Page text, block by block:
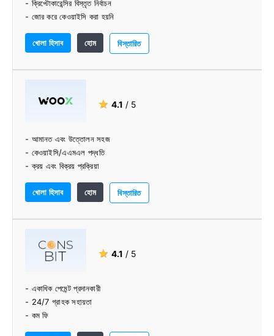
- ক্রিপ্টোকারেন্সির বিস্তৃত নির্বাচন
- জোর করে কেওয়াইসি করা হয়নি
- পেশাদার দল
খোলা হিসাব হোম বিস্তারিত
★ 4.1 / 5
- আমানত এবং উত্তোলন সহজ
- কেওয়াইসি/এএমএল পদ্ধতি
- ক্রয় এবং বিক্রয় প্রক্রিয়া
খোলা হিসাব
হোম বিস্তারিত
★ 4.1 / 5
- একাধিক পেমেন্ট প্রদানকারী
- 24/7 গ্রাহক সহায়তা
- কম ফি